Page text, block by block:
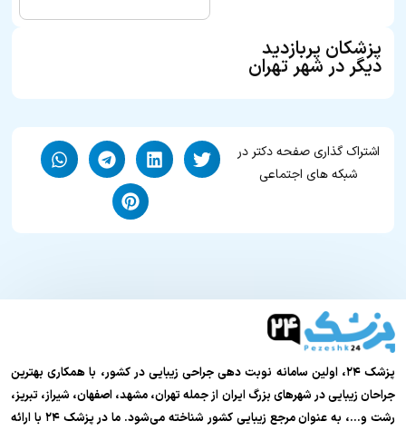
پزشکان پربازدید
دیگر در شهر تهران
اشتراک گذاری صفحه دکتر در
شبکه های اجتماعی
پزشک ۲۴، اولین سامانه نوبت دهی جراحی زیبایی در کشور، با همکاری بهترین
جراحان زیبایی در شهرهای بزرگ ایران از جمله تهران، مشهد، اصفهان، شیراز، تبریز،
رشت و…، به عنوان مرجع زیبایی کشور شناخته می‌شود. ما در پزشک ۲۴ با ارائه